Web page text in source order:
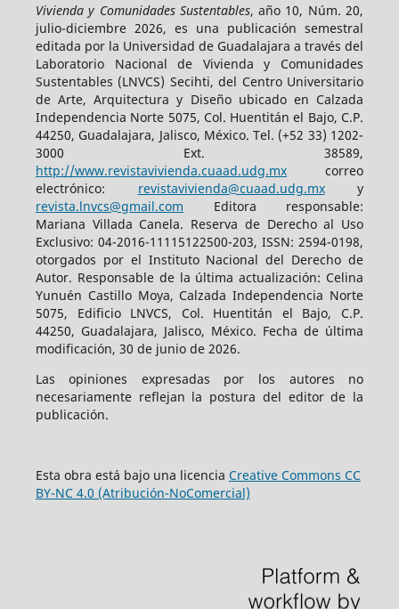
Vivienda y Comunidades Sustentables, año 10, Núm. 20,
julio-diciembre 2026, es una publicación semestral
editada por la Universidad de Guadalajara a través del
Laboratorio Nacional de Vivienda y Comunidades
Sustentables (LNVCS) Secihti, del Centro Universitario
de Arte, Arquitectura y Diseño ubicado en Calzada
Independencia Norte 5075, Col. Huentitán el Bajo, C.P.
44250, Guadalajara, Jalisco, México. Tel. (+52 33) 1202-
3000 Ext. 38589,
http://www.revistavivienda.cuaad.udg.mxcorreo
electrónico: revistavivienda@cuaad.udg.mxy
revista.lnvcs@gmail.com Editora responsable:
Mariana Villada Canela. Reserva de Derecho al Uso
Exclusivo: 04-2016-11115122500-203, ISSN: 2594-0198,
otorgados por el Instituto Nacional del Derecho de
Autor. Responsable de la última actualización: Celina
Yunuén Castillo Moya, Calzada Independencia Norte
5075, Edificio LNVCS, Col. Huentitán el Bajo, C.P.
44250, Guadalajara, Jalisco, México. Fecha de última
modificación, 30 de junio de 2026.
Las opiniones expresadas por los autores no
necesariamente reflejan la postura del editor de la
publicación.
Esta obra está bajo una licencia Creative Commons CC
BY-NC 4.0 (Atribución-NoComercial)